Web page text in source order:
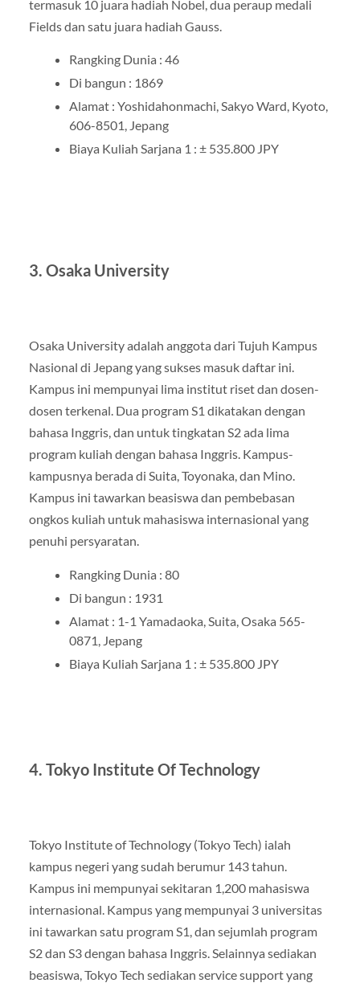
termasuk 10 juara hadiah Nobel, dua peraup medali
Fields dan satu juara hadiah Gauss.
Rangking Dunia : 46
Di bangun : 1869
Alamat : Yoshidahonmachi, Sakyo Ward, Kyoto,
606-8501, Jepang
Biaya Kuliah Sarjana 1 : ± 535.800 JPY
3. Osaka University
Osaka University adalah anggota dari Tujuh Kampus
Nasional di Jepang yang sukses masuk daftar ini.
Kampus ini mempunyai lima institut riset dan dosen-
dosen terkenal. Dua program S1 dikatakan dengan
bahasa Inggris, dan untuk tingkatan S2 ada lima
program kuliah dengan bahasa Inggris. Kampus-
kampusnya berada di Suita, Toyonaka, dan Mino.
Kampus ini tawarkan beasiswa dan pembebasan
ongkos kuliah untuk mahasiswa internasional yang
penuhi persyaratan.
Rangking Dunia : 80
Di bangun : 1931
Alamat : 1-1 Yamadaoka, Suita, Osaka 565-
0871, Jepang
Biaya Kuliah Sarjana 1 : ± 535.800 JPY
4. Tokyo Institute Of Technology
Tokyo Institute of Technology (Tokyo Tech) ialah
kampus negeri yang sudah berumur 143 tahun.
Kampus ini mempunyai sekitaran 1,200 mahasiswa
internasional. Kampus yang mempunyai 3 universitas
ini tawarkan satu program S1, dan sejumlah program
S2 dan S3 dengan bahasa Inggris. Selainnya sediakan
beasiswa, Tokyo Tech sediakan service support yang